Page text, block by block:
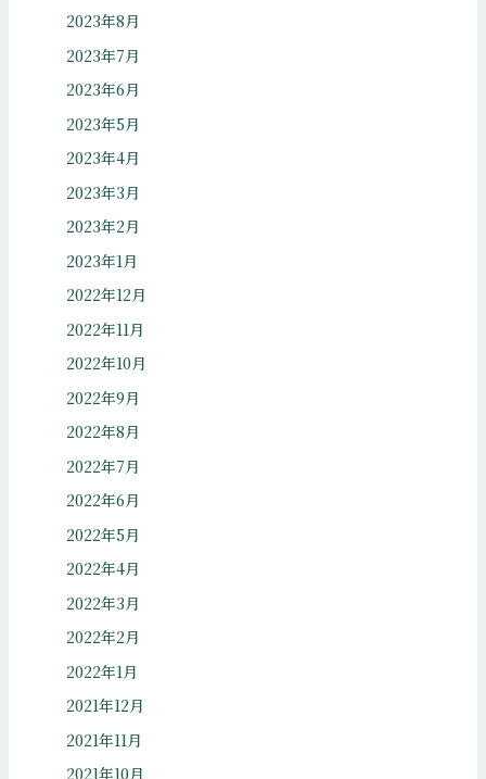
2023年8月
2023年7月
2023年6月
2023年5月
2023年4月
2023年3月
2023年2月
2023年1月
2022年12月
2022年11月
2022年10月
2022年9月
2022年8月
2022年7月
2022年6月
2022年5月
2022年4月
2022年3月
2022年2月
2022年1月
2021年12月
2021年11月
2021年10月